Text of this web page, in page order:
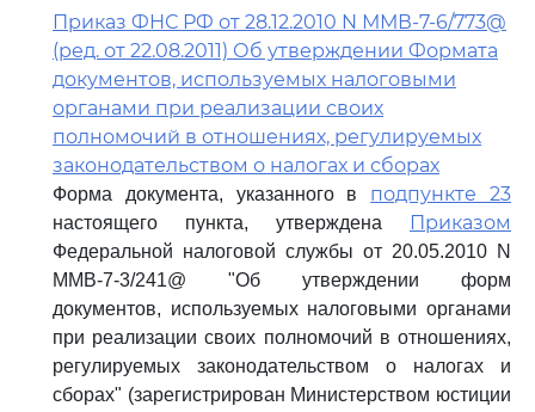
Приказ ФНС РФ от 28.12.2010 N ММВ-7-6/773@
(ред. от 22.08.2011) Об утверждении Формата
документов, используемых налоговыми
органами при реализации своих
полномочий в отношениях, регулируемых
законодательством о налогах и сборах
Форма документа, указанного в подпункте 23
настоящего пункта, утверждена Приказом
Федеральной налоговой службы от 20.05.2010 N
ММВ-7-3/241@ "Об утверждении форм
документов, используемых налоговыми органами
при реализации своих полномочий в отношениях,
регулируемых законодательством о налогах и
сборах" (зарегистрирован Министерством юстиции